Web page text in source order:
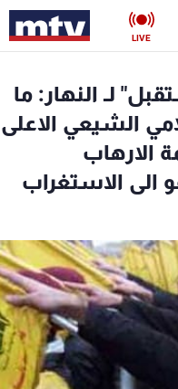
LIVE
لـ النهار: ما
الشيعي الاعلى
الارهاب
الى الاستغراب